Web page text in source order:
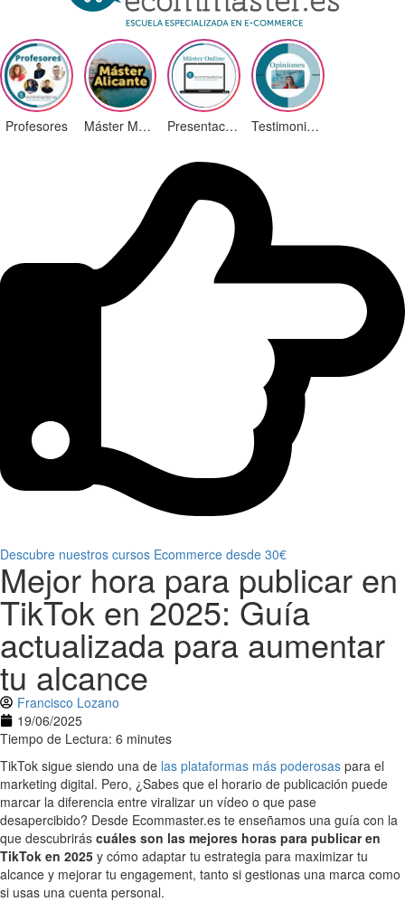
Profesores Máster Marketing Digital en Alicante Presentación ¡Nuevas Ediciones! Testimonios Alumnos
Descubre nuestros cursos Ecommerce desde 30€
Mejor hora para publicar en
TikTok en 2025: Guía
actualizada para aumentar
tu alcance
Francisco Lozano
19/06/2025
Tiempo de Lectura: 6 minutes
TikTok sigue siendo una de las plataformas más poderosas para el
marketing digital. Pero, ¿Sabes que el horario de publicación puede
marcar la diferencia entre viralizar un vídeo o que pase
desapercibido? Desde Ecommaster.es te enseñamos una guía con la
que descubrirás cuáles son las mejores horas para publicar en
TikTok en 2025 y cómo adaptar tu estrategia para maximizar tu
alcance y mejorar tu engagement, tanto si gestionas una marca como
si usas una cuenta personal.